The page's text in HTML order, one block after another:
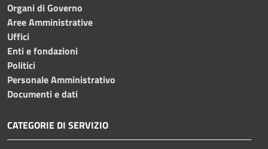
Organi di Governo
Aree Amministrative
Uffici
Enti e fondazioni
Politici
Personale Amministrativo
Documenti e dati
CATEGORIE DI SERVIZIO